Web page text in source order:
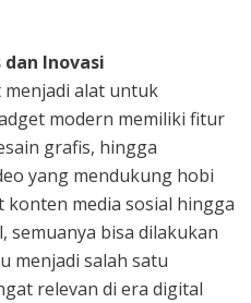
Inovasi
alat untuk
modern memiliki fitur
grafis, hingga
yang mendukung hobi
konten media sosial hingga
semuanya bisa dilakukan
menjadi salah satu
relevan di era digital